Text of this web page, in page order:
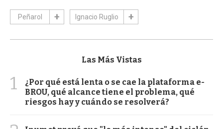
Peñarol Ignacio Ruglio
Las Más Vistas
1
¿Por qué está lenta o se cae la plataforma e-
BROU, qué alcance tiene el problema, qué
riesgos hay y cuándo se resolverá?